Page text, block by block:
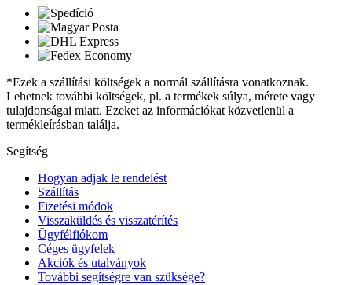
*Ezek a szállítási költségek a normál szállításra vonatkoznak.
Lehetnek további költségek, pl. a termékek súlya, mérete vagy
tulajdonságai miatt. Ezeket az információkat közvetlenül a
termékleírásban találja.
Segítség
Hogyan adjak le rendelést
Szállítás
Fizetési módok
Visszaküldés és visszatérítés
Ügyfélfiókom
Céges ügyfelek
Akciók és utalványok
További segítségre van szüksége?